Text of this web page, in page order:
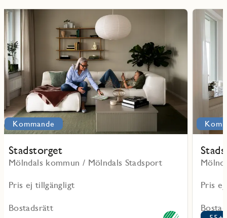
Kommande
Stadstorget
Mölndals kommun / Mölndals Stadsport
Pris ej tillgängligt
Bostadsrätt
Läs
mer
om
Stadstorget
Pris
Läs